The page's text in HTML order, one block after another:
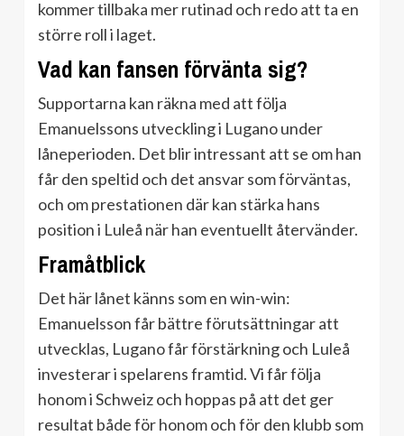
kommer tillbaka mer rutinad och redo att ta en
större roll i laget.
Vad kan fansen förvänta sig?
Supportarna kan räkna med att följa
Emanuelssons utveckling i Lugano under
låneperioden. Det blir intressant att se om han
får den speltid och det ansvar som förväntas,
och om prestationen där kan stärka hans
position i Luleå när han eventuellt återvänder.
Framåtblick
Det här lånet känns som en win-win:
Emanuelsson får bättre förutsättningar att
utvecklas, Lugano får förstärkning och Luleå
investerar i spelarens framtid. Vi får följa
honom i Schweiz och hoppas på att det ger
resultat både för honom och för den klubb som